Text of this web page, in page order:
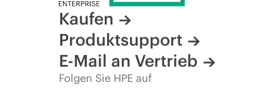
Kaufen
Produktsupport
E-Mail an Vertrieb
Folgen Sie HPE auf